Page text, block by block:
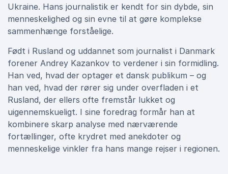
Ukraine. Hans journalistik er kendt for sin dybde, sin
menneskelighed og sin evne til at gøre komplekse
sammenhænge forståelige.
Født i Rusland og uddannet som journalist i Danmark
forener Andrey Kazankov to verdener i sin formidling.
Han ved, hvad der optager et dansk publikum – og
han ved, hvad der rører sig under overfladen i et
Rusland, der ellers ofte fremstår lukket og
uigennemskueligt. I sine foredrag formår han at
kombinere skarp analyse med nærværende
fortællinger, ofte krydret med anekdoter og
menneskelige vinkler fra hans mange rejser i regionen.